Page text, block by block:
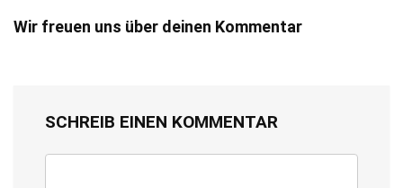
Wir freuen uns über deinen Kommentar
SCHREIB EINEN KOMMENTAR